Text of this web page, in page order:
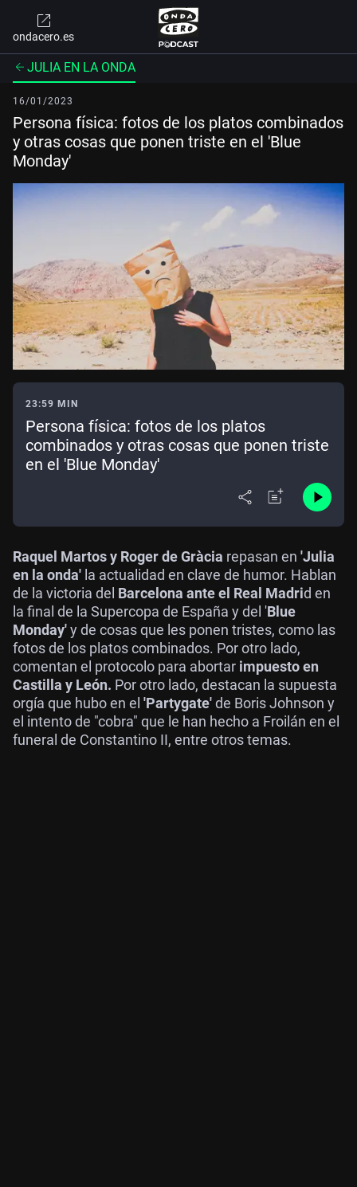
ondacero.es
JULIA EN LA ONDA
16/01/2023
Persona física: fotos de los platos combinados
y otras cosas que ponen triste en el 'Blue
Monday'
23:59 MIN
Persona física: fotos de los platos
combinados y otras cosas que ponen triste
en el 'Blue Monday'
Raquel Martos y Roger de Gràcia repasan en 'Julia
en la onda' la actualidad en clave de humor. Hablan
de la victoria del Barcelona ante el Real Madrid en
la final de la Supercopa de España y del 'Blue
Monday'y de cosas que les ponen tristes, como las
fotos de los platos combinados. Por otro lado,
comentan el protocolo para abortar impuesto en
Castilla y León. Por otro lado, destacan la supuesta
orgía que hubo en el 'Partygate'de Boris Johnson y
el intento de "cobra" que le han hecho a Froilán en el
funeral de Constantino II, entre otros temas.